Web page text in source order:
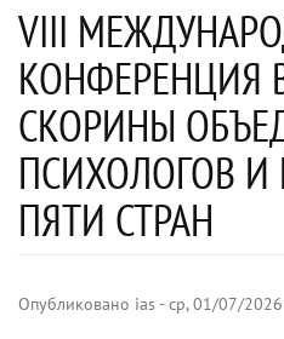
VIII
КОНФЕРЕНЦИЯ
СКОРИНЫ
ПСИХОЛОГОВ И
ПЯТИ СТРАН
Опубликовано ias -ср, 01/07/